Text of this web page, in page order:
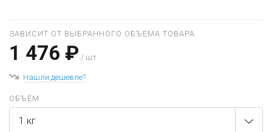
ЗАВИСИТ ОТ ВЫБРАННОГО ОБЪЕМА ТОВАРА
1 476 ₽ / шт
Нашли дешевле?
ОБЪЁМ
1 кг